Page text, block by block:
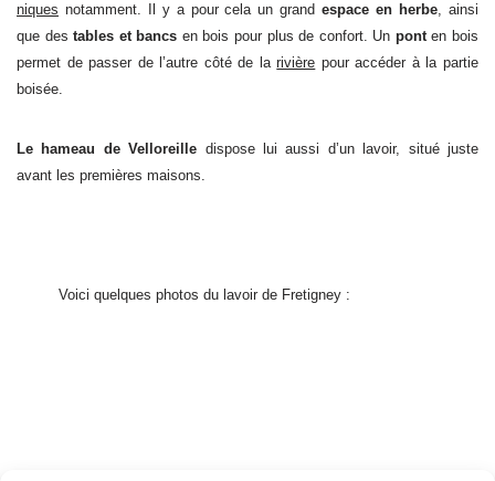
niques notamment. Il y a pour cela un grandespace en herbe, ainsi
que destables et bancs en bois pour plus de confort. Un ponten bois
permet de passer de l’autre côté de larivière pour accéder à la partie
boisée.
Le hameau de Velloreille dispose lui aussi d’un lavoir, situé juste
avant les premières maisons.
Voici quelques photos du lavoir de Fretigney :